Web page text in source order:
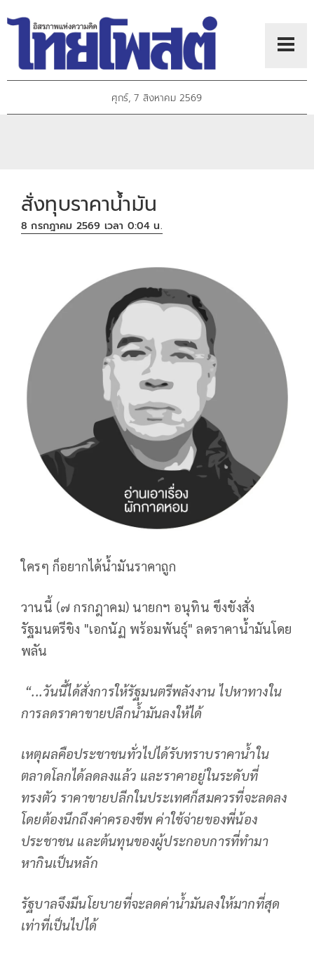
ศุกร์, 7 สิงหาคม 2569
สั่งทุบราคาน้ำมัน
8 กรกฎาคม 2569 เวลา 0:04 น.
ใครๆ ก็อยากได้น้ำมันราคาถูก
วานนี้ (๗ กรกฎาคม) นายกฯ อนุทิน ขึงขังสั่ง
รัฐมนตรีขิง "เอกนัฏ พร้อมพันธุ์" ลดราคาน้ำมันโดย
พลัน
“...วันนี้ได้สั่งการให้รัฐมนตรีพลังงาน ไปหาทางใน
การลดราคาขายปลีกน้ำมันลงให้ได้
เหตุผลคือประชาชนทั่วไปได้รับทราบราคาน้ำใน
ตลาดโลกได้ลดลงแล้ว และราคาอยู่ในระดับที่
ทรงตัว ราคาขายปลีกในประเทศก็สมควรที่จะลดลง
โดยต้องนึกถึงค่าครองชีพ ค่าใช้จ่ายของพี่น้อง
ประชาชน และต้นทุนของผู้ประกอบการที่ทำมา
หากินเป็นหลัก
รัฐบาลจึงมีนโยบายที่จะลดค่าน้ำมันลงให้มากที่สุด
เท่าที่เป็นไปได้